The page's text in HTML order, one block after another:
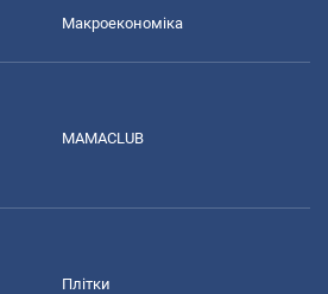
Макроекономіка
MAMACLUB
Плітки